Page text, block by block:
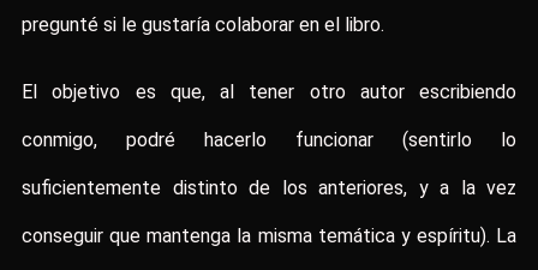
pregunté si le gustaría colaborar en el libro.
El objetivo es que, al tener otro autor escribiendo
conmigo, podré hacerlo funcionar (sentirlo lo
suficientemente distinto de los anteriores, y a la vez
conseguir que mantenga la misma temática y espíritu). La